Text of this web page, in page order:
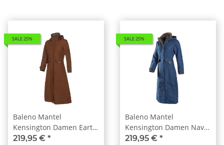
SALE 25%
Baleno Mantel
Kensington Damen Earth
Brown
219,95 € *
SALE 25%
Baleno Mantel
Kensington Damen Navy
Blue
219,95 € *